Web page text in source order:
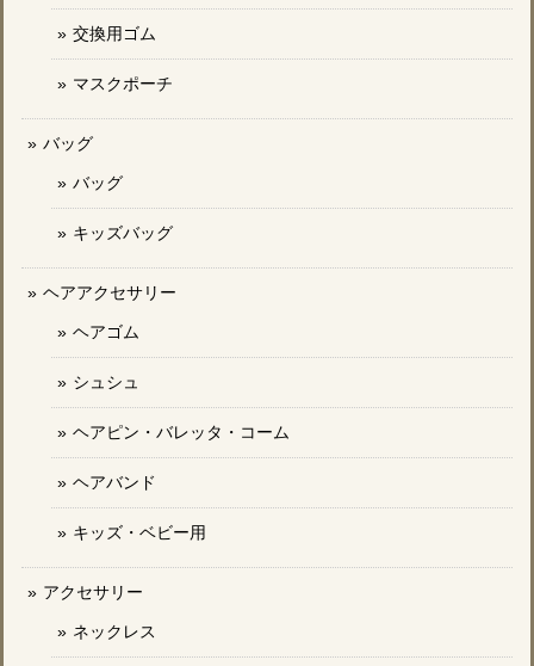
交換用ゴム
マスクポーチ
バッグ
バッグ
キッズバッグ
ヘアアクセサリー
ヘアゴム
シュシュ
ヘアピン・バレッタ・コーム
ヘアバンド
キッズ・ベビー用
アクセサリー
ネックレス